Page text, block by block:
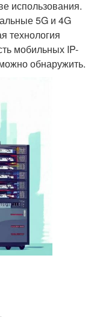
использования.
5G и 4G
технология
мобильных IP-
обнаружить.